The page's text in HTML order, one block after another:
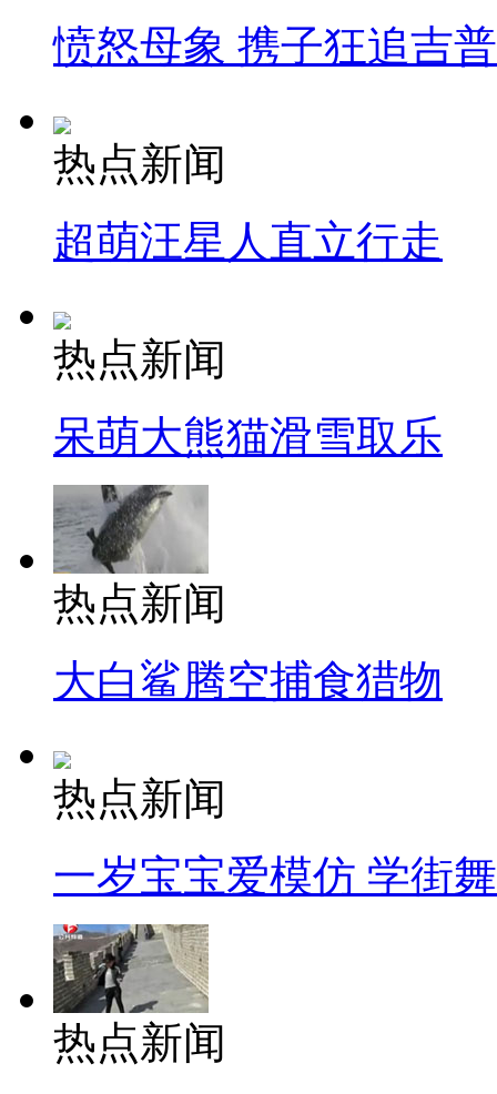
愤怒母象 携子狂追吉
热点新闻
超萌汪星人直立行走
热点新闻
呆萌大熊猫滑雪取乐
热点新闻
大白鲨腾空捕食猎物
热点新闻
一岁宝宝爱模仿 学街
热点新闻